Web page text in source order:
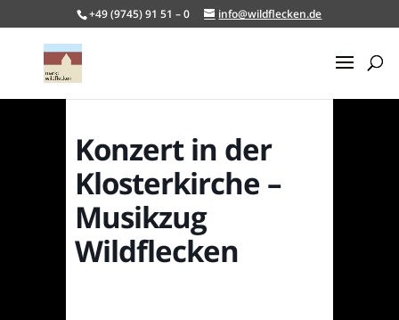
+49 (9745) 91 51 – 0 info@wildflecken.de
Konzert in der
Klosterkirche –
Musikzug
Wildflecken